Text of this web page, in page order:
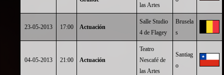
las Artes
23-05-2013 17:00 Actuación
Salle Studio
4 de Flagey
Brusela
s
04-05-2013 21:00 Actuación
Teatro
Nescafé de
las Artes
Santiag
o